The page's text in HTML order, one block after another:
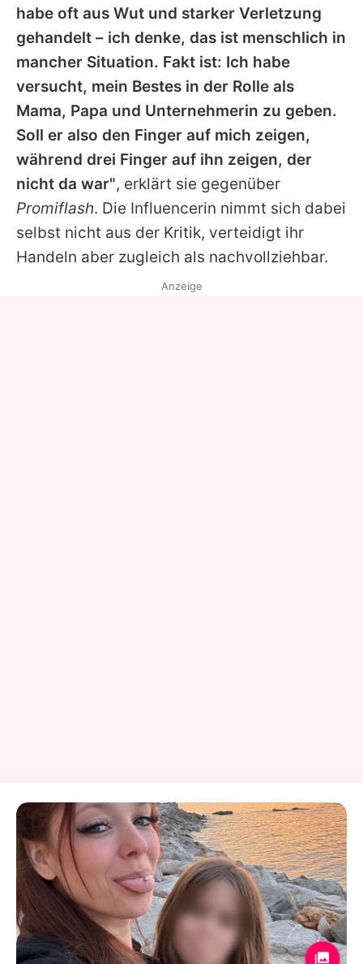
habe oft aus Wut und starker Verletzung
gehandelt – ich denke, das ist menschlich in
mancher Situation. Fakt ist: Ich habe
versucht, mein Bestes in der Rolle als
Mama, Papa und Unternehmerin zu geben.
Soll er also den Finger auf mich zeigen,
während drei Finger auf ihn zeigen, der
nicht da war", erklärt sie gegenüber
Promiflash. Die Influencerin nimmt sich dabei
selbst nicht aus der Kritik, verteidigt ihr
Handeln aber zugleich als nachvollziehbar.
Anzeige